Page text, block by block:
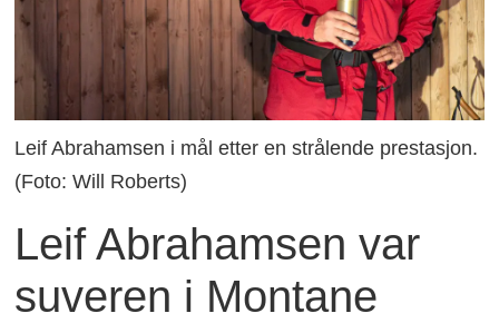
Leif Abrahamsen i mål etter en strålende prestasjon.
(Foto: Will Roberts)
Leif Abrahamsen var
suveren i Montane